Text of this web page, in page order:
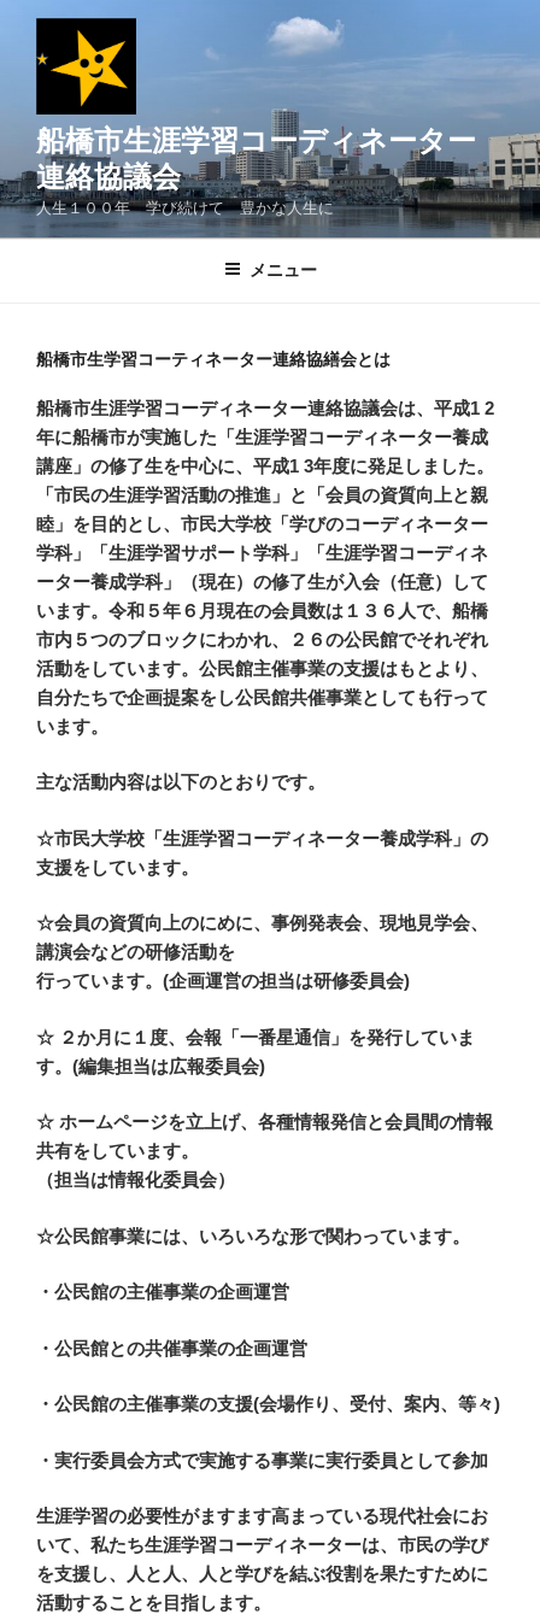
ス
キ
ッ
船橋市生涯学習コーディネーター
連絡協議会
人生１００年 学び続けて 豊かな人生に
メニュー
船橋市生学習コーティネーター連絡協繕会とは
船橋市生涯学習コーディネーター連絡協議会は、平成1 2
年に船橋市が実施した「生涯学習コーディネーター養成
講座」の修了生を中心に、平成1 3年度に発足しました。
「市民の生涯学習活動の推進」と「会員の資質向上と親
睦」を目的とし、市民大学校「学びのコーディネーター
学科」「生涯学習サポート学科」「生涯学習コーディネ
ーター養成学科」（現在）の修了生が入会（任意）して
います。令和５年６月現在の会員数は１３６人で、船橋
市内５つのブロックにわかれ、２６の公民館でそれぞれ
活動をしています。公民館主催事業の支援はもとより、
自分たちで企画提案をし公民館共催事業としても行って
います。
主な活動内容は以下のとおりです。
☆市民大学校「生涯学習コーディネーター養成学科」の
支援をしています。
☆会員の資質向上のにめに、事例発表会、現地見学会、
講演会などの研修活動を
行っています。(企画運営の担当は研修委員会)
☆ ２か月に１度、会報「一番星通信」を発行していま
す。(編集担当は広報委員会)
☆ ホームページを立上げ、各種情報発信と会員間の情報
共有をしています。
（担当は情報化委員会）
☆公民館事業には、いろいろな形で関わっています。
・公民館の主催事業の企画運営
・公民館との共催事業の企画運営
・公民館の主催事業の支援(会場作り、受付、案内、等々)
・実行委員会方式で実施する事業に実行委員として参加
生涯学習の必要性がますます高まっている現代社会にお
いて、私たち生涯学習コーディネーターは、市民の学び
を支援し、人と人、人と学びを結ぶ役割を果たすために
活動することを目指します。